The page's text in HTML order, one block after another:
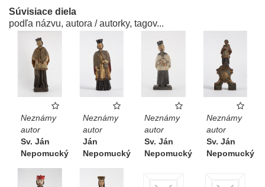
Súvisiace diela
podľa názvu, autora / autorky, tagov...
Neznámy
autor
Sv. Ján
Nepomucký
Neznámy
autor
Ján
Nepomucký
Neznámy
autor
Sv. Ján
Nepomucký
Neznámy
autor
Sv. Ján
Nepomucký